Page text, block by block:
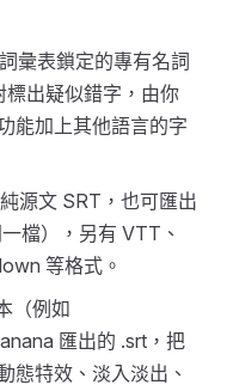
彙表鎖定的專有名詞
出疑似錯字，由你
能加上其他語言的字
源文 SRT，也可匯出
檔），另有 VTT、
等格式。
（例如
匯出的 .srt，把
特效、淡入淡出、